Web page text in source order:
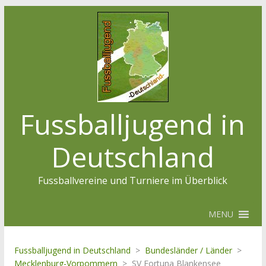
Fussballjugend in
Deutschland
Fussballvereine und Turniere im Überblick
MENU
Fussballjugend in Deutschland > Bundesländer / Länder >
Mecklenburg-Vorpommern > SV Fortuna Blankensee